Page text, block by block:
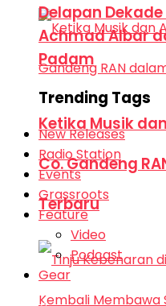
Ketika Musik
Co. Gandeng
Terbaru
Delapan
Achmad Albar
Padam
Trending Tags
New Releases
Radio Station
Events
Grassroots
Feature
Video
Podcast
Gear